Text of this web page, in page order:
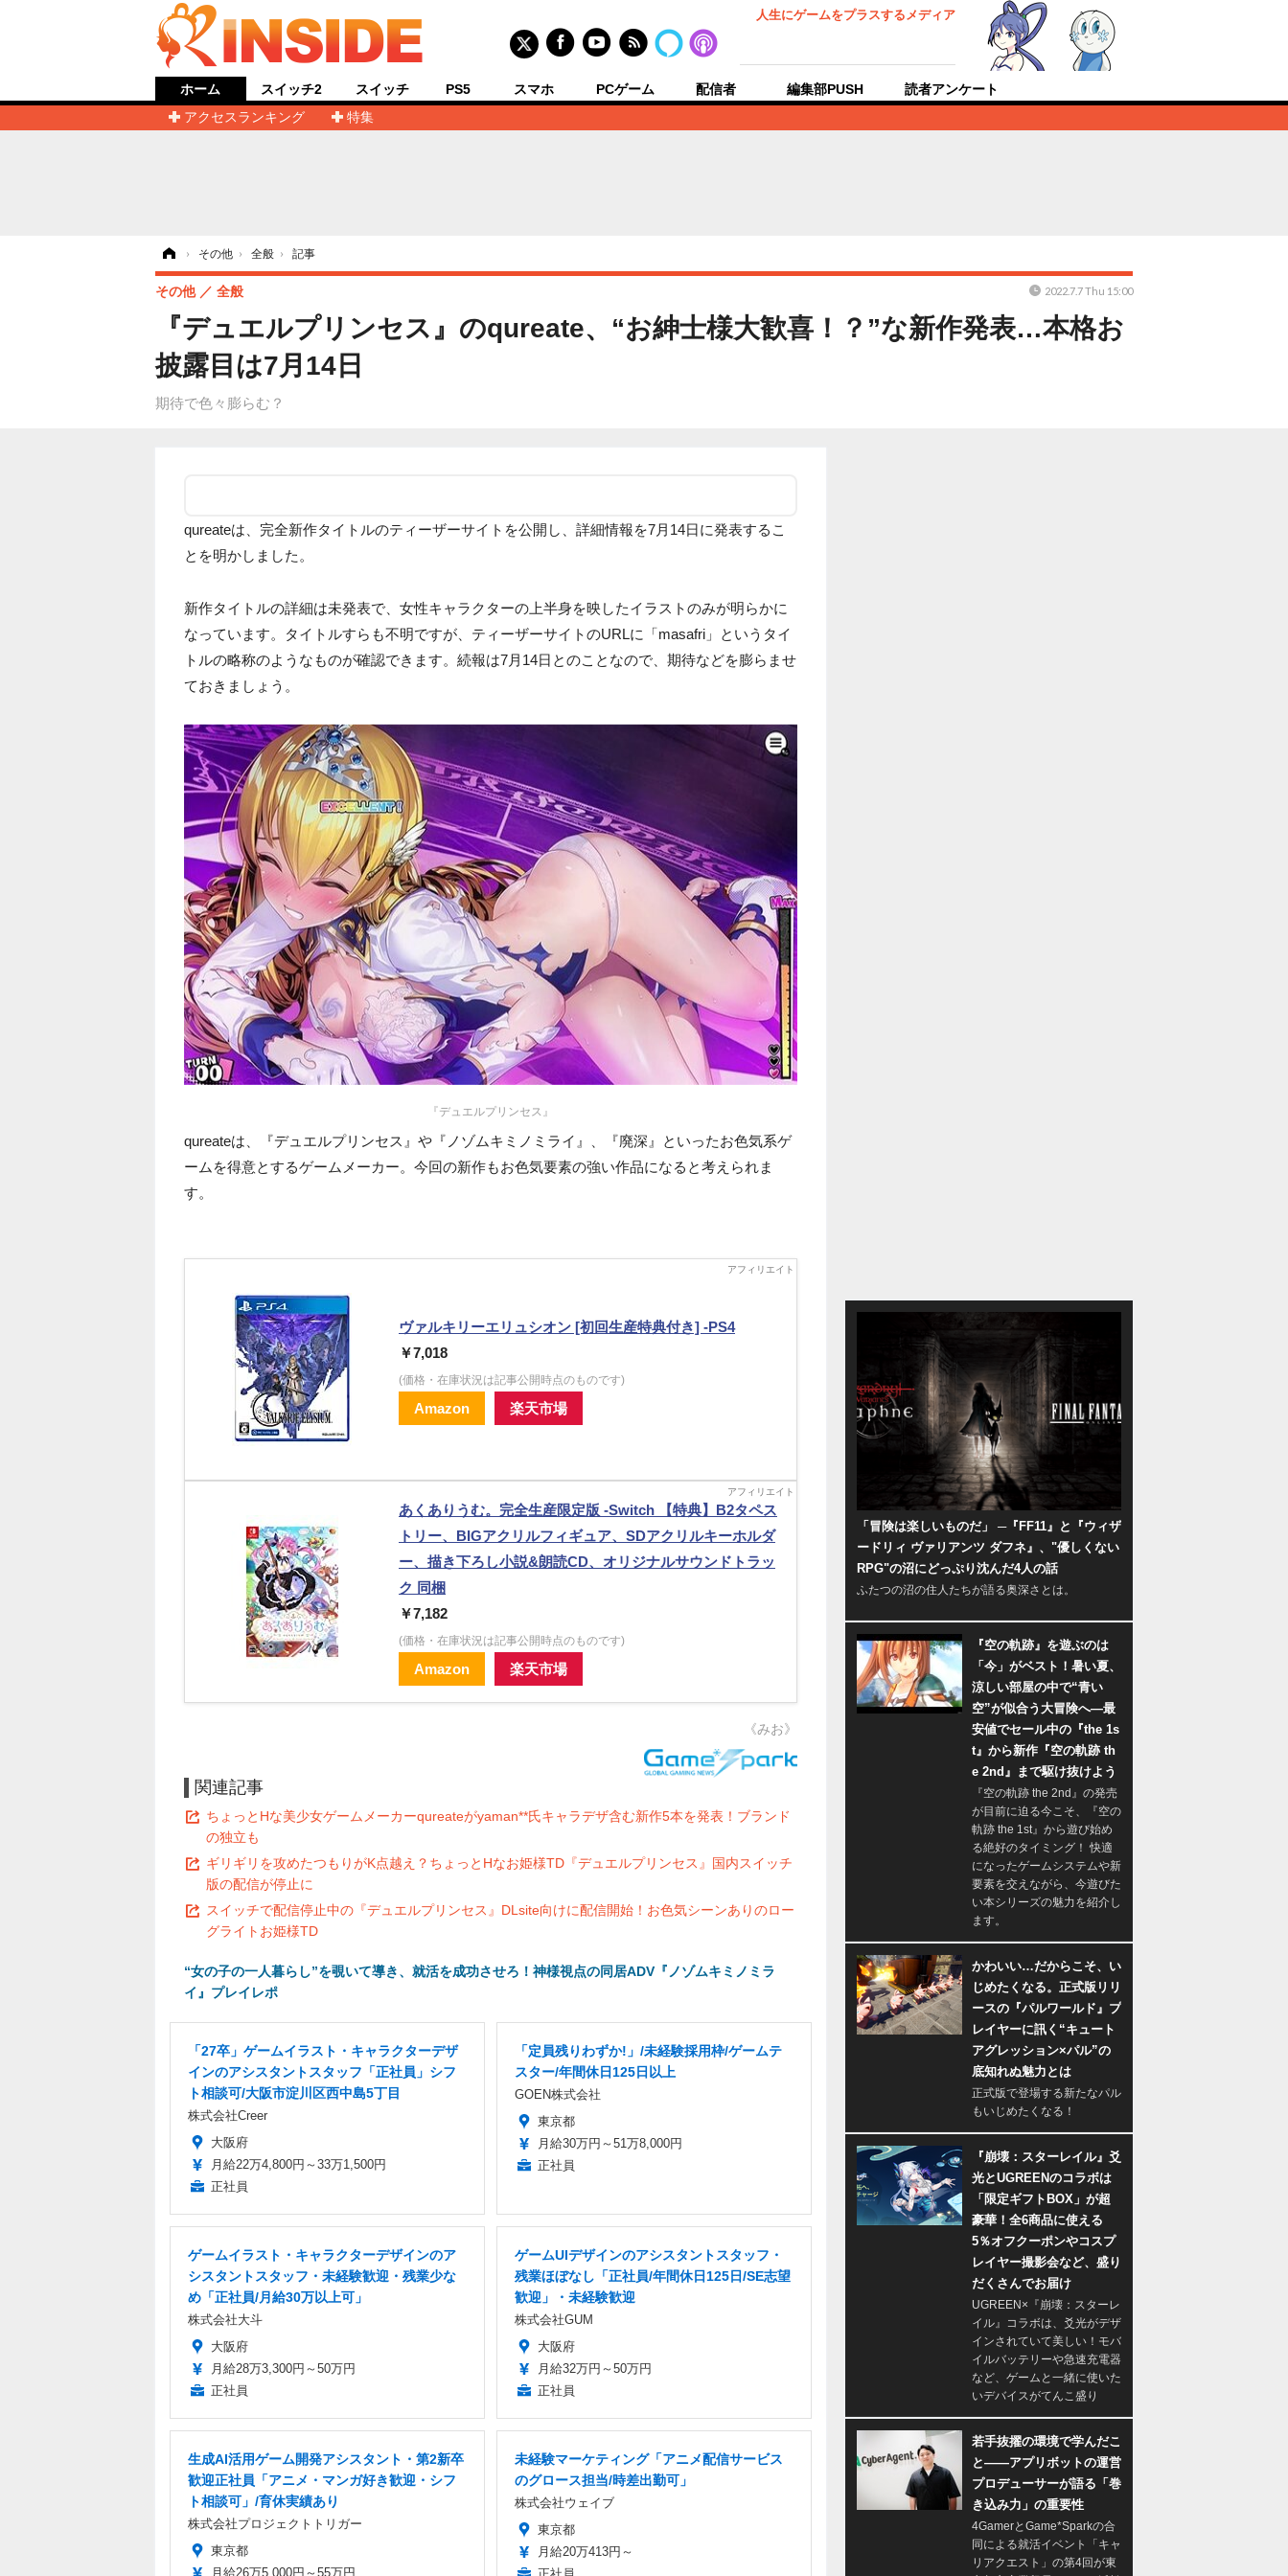
人生にゲームをプラスするメディア
ホーム
アクセスランキング
特集
スイッチ2 スイッチ PS5 スマホ PCゲーム 配信者 編集部PUSH 読者アンケート
› その他 › 全般 › 記事
『デュエルプリンセス』のqureate、“お紳士様大歓喜！？”な新作発表…本格お
披露目は7月14日
期待で色々膨らむ？
その他 全般 2022.7.7 Thu 15:00
qureateは、完全新作タイトルのティーザーサイトを公開し、詳細情報を7月14日に発表するこ
とを明かしました。
新作タイトルの詳細は未発表で、女性キャラクターの上半身を映したイラストのみが明らかに
なっています。タイトルすらも不明ですが、ティーザーサイトのURLに「masafri」というタイ
トルの略称のようなものが確認できます。続報は7月14日とのことなので、期待などを膨らませ
ておきましょう。
『デュエルプリンセス』
qureateは、『デュエルプリンセス』や『ノゾムキミノミライ』、『廃深』といったお色気系ゲ
ームを得意とするゲームメーカー。今回の新作もお色気要素の強い作品になると考えられま
す。
ヴァルキリーエリュシオン [初回生産特典付き] -PS4
￥7,018
(価格・在庫状況は記事公開時点のものです)
Amazon 楽天市場
あくありうむ。完全生産限定版 -Switch 【特典】B2タペス
トリー、BIGアクリルフィギュア、SDアクリルキーホルダ
ー、描き下ろし小説&朗読CD、オリジナルサウンドトラッ
ク 同梱
￥7,182
(価格・在庫状況は記事公開時点のものです)
Amazon 楽天市場
《みお》
関連記事
ちょっとHな美少女ゲームメーカーqureateがyaman**氏キャラデザ含む新作5本を発表！ブランド
の独立も
ギリギリを攻めたつもりがK点越え？ちょっとHなお姫様TD『デュエルプリンセス』国内スイッチ
版の配信が停止に
スイッチで配信停止中の『デュエルプリンセス』DLsite向けに配信開始！お色気シーンありのロー
グライトお姫様TD
“女の子の一人暮らし”を覗いて導き、就活を成功させろ！神様視点の同居ADV『ノゾムキミノミラ
イ』プレイレポ
「27卒」ゲームイラスト・キャラクターデザ
インのアシスタントスタッフ「正社員」シフ
ト相談可/大阪市淀川区西中島5丁目
株式会社Creer
大阪府
月給22万4,800円～33万1,500円
正社員
「定員残りわずか!」/未経験採用枠/ゲームテ
スター/年間休日125日以上
GOEN株式会社
東京都
月給30万円～51万8,000円
正社員
ゲームイラスト・キャラクターデザインのア
シスタントスタッフ・未経験歓迎・残業少な
め「正社員/月給30万以上可」
株式会社大斗
大阪府
月給28万3,300円～50万円
正社員
ゲームUIデザインのアシスタントスタッフ・
残業ほぼなし「正社員/年間休日125日/SE志望
歓迎」・未経験歓迎
株式会社GUM
大阪府
月給32万円～50万円
正社員
生成AI活用ゲーム開発アシスタント・第2新卒
歓迎正社員「アニメ・マンガ好き歓迎・シフ
ト相談可」/育休実績あり
株式会社プロジェクトトリガー
東京都
月給26万5,000円～55万円
未経験マーケティング「アニメ配信サービス
のグロース担当/時差出勤可」
株式会社ウェイブ
東京都
月給20万413円～
「冒険は楽しいものだ」 ─『FF11』と『ウィザ
ードリィ ヴァリアンツ ダフネ』、"優しくない
RPG"の沼にどっぷり沈んだ4人の話
ふたつの沼の住人たちが語る奥深さとは。
『空の軌跡』を遊ぶのは
「今」がベスト！暑い夏、
涼しい部屋の中で“青い
空”が似合う大冒険へ―最
安値でセール中の『the 1s
t』から新作『空の軌跡 th
e 2nd』まで駆け抜けよう
『空の軌跡 the 2nd』の発売
が目前に迫る今こそ、『空の
軌跡 the 1st』から遊び始め
る絶好のタイミング！ 快適
になったゲームシステムや新
要素を交えながら、今遊びた
い本シリーズの魅力を紹介し
ます。
かわいい…だからこそ、い
じめたくなる。正式版リリ
ースの『パルワールド』プ
レイヤーに訊く“キュート
アグレッション×パル”の
底知れぬ魅力とは
正式版で登場する新たなパル
もいじめたくなる！
『崩壊：スターレイル』爻
光とUGREENのコラボは
「限定ギフトBOX」が超
豪華！全6商品に使える
5％オフクーポンやコスプ
レイヤー撮影会など、盛り
だくさんでお届け
UGREEN×『崩壊：スターレ
イル』コラボは、爻光がデザ
インされていて美しい！モバ
イルバッテリーや急速充電器
など、ゲームと一緒に使いた
いデバイスがてんこ盛り
若手抜擢の環境で学んだこ
と――アプリボットの運営
プロデューサーが語る「巻
き込み力」の重要性
4GamerとGame*Sparkの合
同による就活イベント「キャ
リアクエスト」の第4回が東